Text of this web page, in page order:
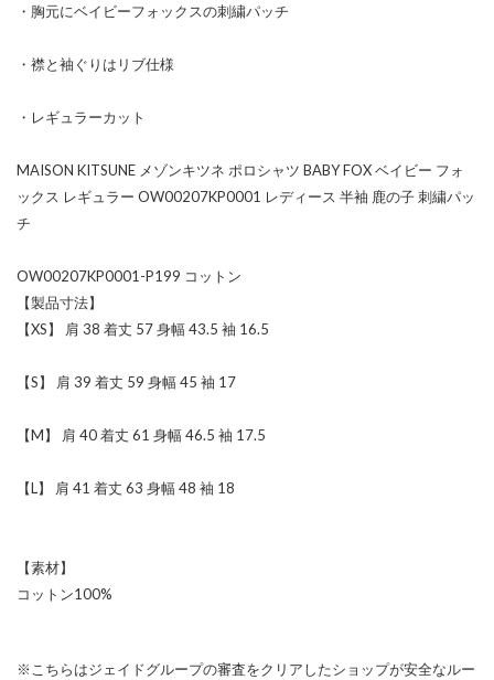
・胸元にベイビーフォックスの刺繍パッチ
・襟と袖ぐりはリブ仕様
・レギュラーカット
MAISON KITSUNE メゾンキツネ ポロシャツ BABY FOX ベイビー フォ
ックス レギュラー OW00207KP0001 レディース 半袖 鹿の子 刺繍パッ
チ
OW00207KP0001-P199 コットン
【製品寸法】
【XS】 肩 38 着丈 57 身幅 43.5 袖 16.5
【S】 肩 39 着丈 59 身幅 45 袖 17
【M】 肩 40 着丈 61 身幅 46.5 袖 17.5
【L】 肩 41 着丈 63 身幅 48 袖 18
【素材】
コットン100%
※こちらはジェイドグループの審査をクリアしたショップが安全なルー